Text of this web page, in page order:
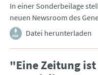
In einer Sonderbeilage
neuen Newsroom des
Datei herunterladen
"Eine Zeitung ist